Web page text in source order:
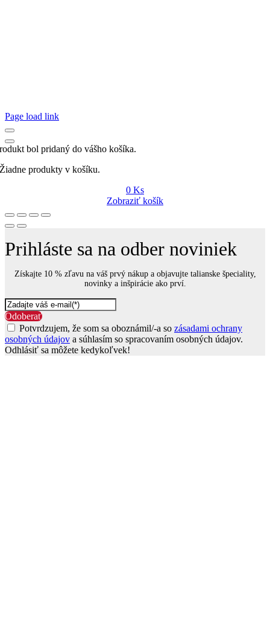
Page load link
bol pridaný do vášho košíka.
Žiadne produkty v košíku.
0 Ks
Zobraziť košík
Prihláste sa na odber noviniek
Získajte 10 % zľavu na váš prvý nákup a objavujte talianske špeciality,
novinky a inšpirácie ako prví.
Odoberať
Potvrdzujem, že som sa oboznámil/-a so zásadami ochrany
osobných údajov a súhlasím so spracovaním osobných údajov.
Odhlásiť sa môžete kedykoľvek!